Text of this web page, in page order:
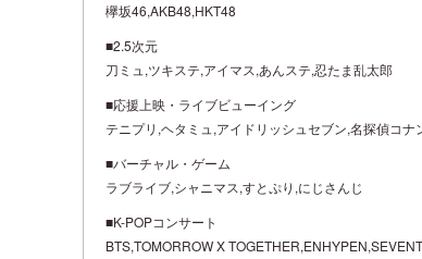
欅坂46,AKB48,HKT48
■2.5次元
刀ミュ,ツキステ,アイマス,あんステ,忍たま乱太郎
■応援上映・ライブビューイング
テニプリ,ヘタミュ,アイドリッシュセブン,名探偵コ
■バーチャル・ゲーム
ラブライブ,シャニマス,すとぷり,にじさんじ
■K-POPコンサート
BTS,TOMORROW X